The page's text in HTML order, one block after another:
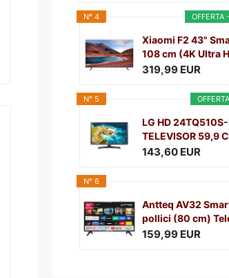
OFFERTA
N° 4
Xiaomi F2 43"
108 cm (4K Ultra
319,99 EUR
N° 5
LG HD
TELEVISOR 59,9
SMART...
143,60 EUR
N° 6
Antteq AV32
pollici (80 cm)
159,99 EUR